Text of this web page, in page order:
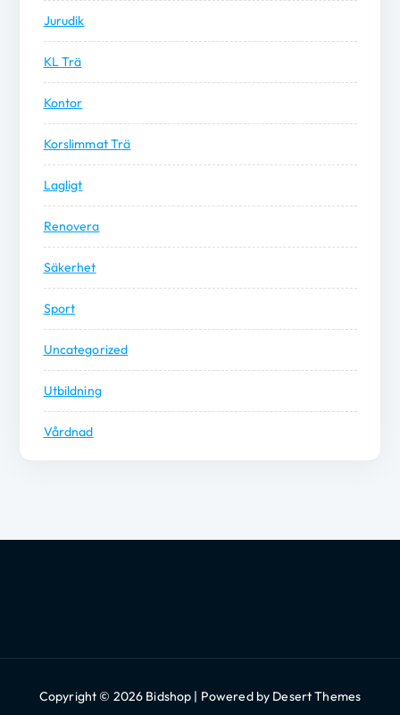
Jurudik
KL Trä
Kontor
Korslimmat Trä
Lagligt
Renovera
Säkerhet
Sport
Uncategorized
Utbildning
Vårdnad
Copyright © 2026 Bidshop | Powered by Desert Themes